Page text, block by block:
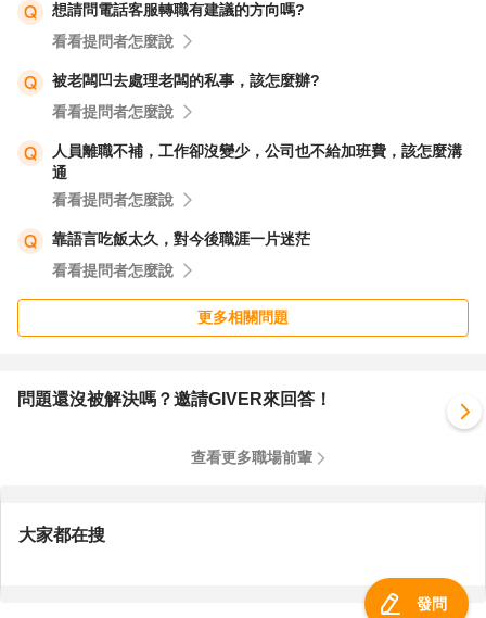
想請問電話客服轉職有建議的方向嗎?
看看提問者怎麼說
被老闆凹去處理老闆的私事，該怎麼辦?
看看提問者怎麼說
人員離職不補，工作卻沒變少，公司也不給加班費，該怎麼溝
通
看看提問者怎麼說
靠語言吃飯太久，對今後職涯一片迷茫
看看提問者怎麼說
更多相關問題
問題還沒被解決嗎？邀請GIVER來回答！
查看更多職場前輩
大家都在搜
發問